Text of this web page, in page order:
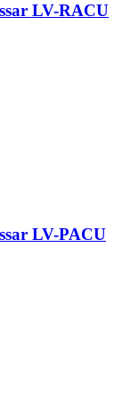
LV-RACU
LV-PACU